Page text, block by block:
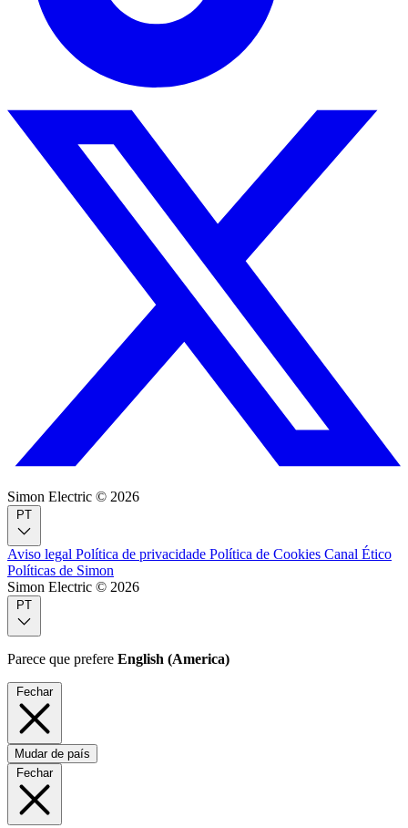
Simon Electric © 2026
Aviso legal Política de privacidade Política de Cookies Canal Ético
Políticas de Simon
Simon Electric © 2026
Parece que prefere English (America)
Fechar
Mudar de país
Fechar